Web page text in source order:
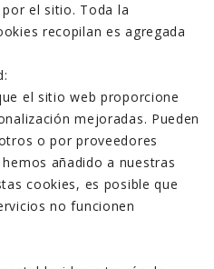
el sitio. Toda la
recopilan es agregada
el sitio web proporcione
mejoradas. Pueden
o por proveedores
añadido a nuestras
cookies, es posible que
no funcionen